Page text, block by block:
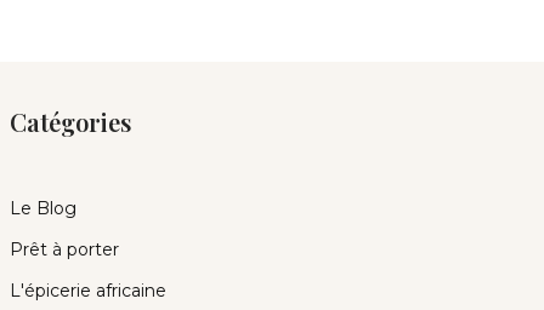
Catégories
Le Blog
Prêt à porter
L'épicerie africaine